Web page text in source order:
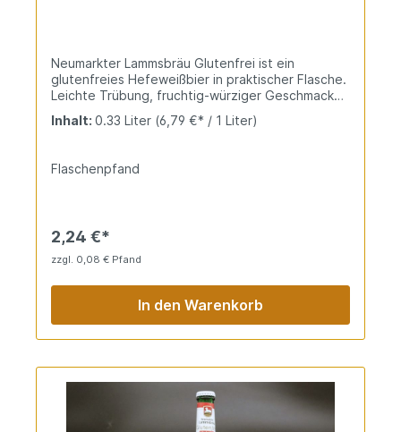
Neumarkter Lammsbräu Glutenfrei ist ein
glutenfreies Hefeweißbier in praktischer Flasche.
Leichte Trübung, fruchtig-würziger Geschmack
unterwegs und sensible Genießer.
Inhalt: 0.33 Liter (6,79 €* / 1 Liter)
Flaschenpfand
2,24 €*
zzgl. 0,08 € Pfand
In den Warenkorb